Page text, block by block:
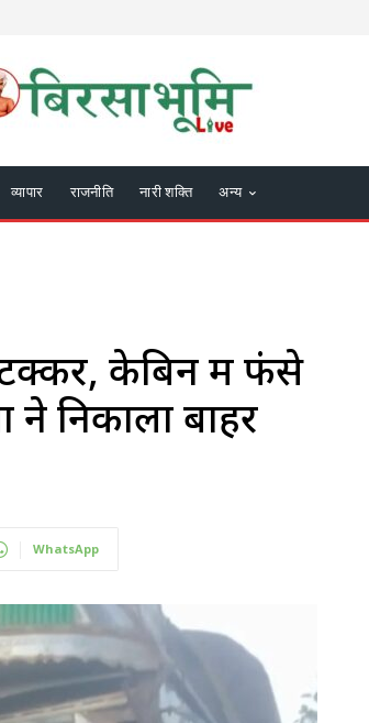
व्यापार राजनीति नारी शक्ति अन्य
टक्कर, केबिन में फंसे
निकाला बाहर
WhatsApp